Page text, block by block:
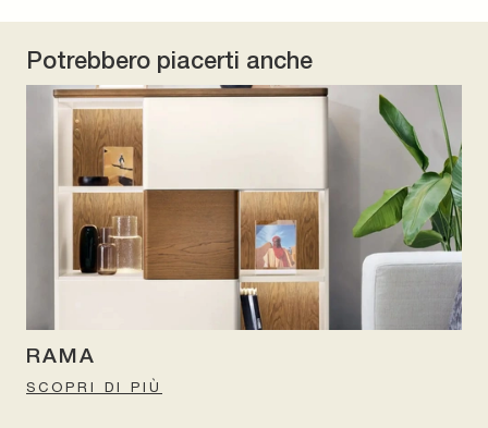
Potrebbero piacerti anche
RAMA
SCOPRI DI PIÙ